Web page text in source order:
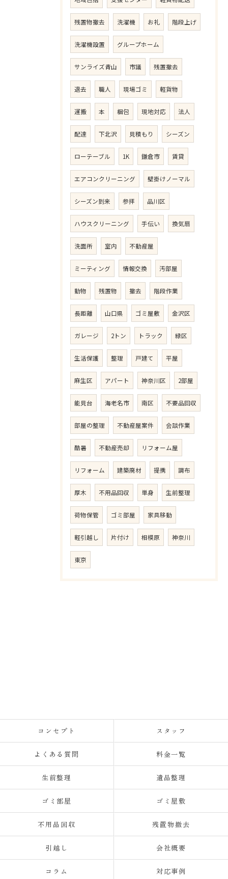
残置物撤去 洗濯機 お礼 階段上げ
洗濯機設置 グループホーム
サンライズ青山 市議 残置撤去
退去 職人 現場ゴミ 軽貨物
運搬 本 梱包 現地対応 法人
配達 下北沢 見積もり シーズン
ローテーブル 1K 鎌倉市 賃貸
エアコンクリーニング 壁掛けノーマル
シーズン到来 参拝 品川区
ハウスクリーニング 手伝い 換気扇
洗面所 室内 不動産屋
ミーティング 情報交換 汚部屋
動物 残置物 撤去 階段作業
長距離 山口県 ゴミ屋敷 金沢区
ガレージ 2トン トラック 緑区
生活保護 整理 戸建て 平屋
麻生区 アパート 神奈川区 2部屋
能見台 海老名市 南区 不要品回収
部屋の整理 不動産屋案件 会談作業
酷暑 不動産売却 リフォーム屋
リフォーム 建築廃材 提携 調布
厚木 不用品回収 単身 生前整理
荷物保管 ゴミ部屋 家具移動
軽引越し 片付け 相模原 神奈川
東京
コンセプト スタッフ
よくある質問 料金一覧
生前整理 遺品整理
ゴミ部屋 ゴミ屋敷
不用品回収 残置物撤去
引越し 会社概要
コラム 対応事例